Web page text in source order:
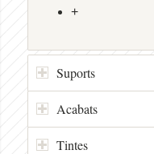
+
Suports
Acabats
Tintes